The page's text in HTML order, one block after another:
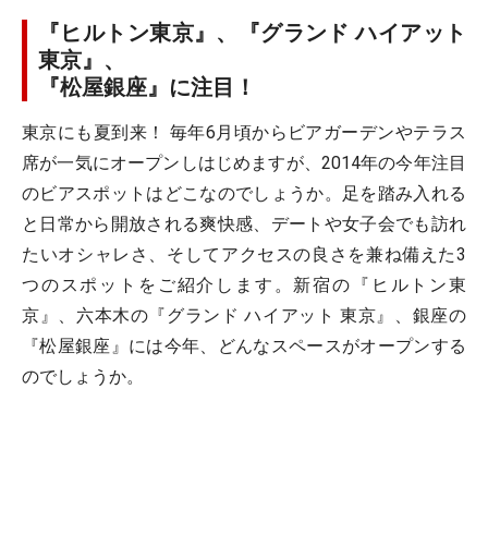
『ヒルトン東京』、『グランド ハイアット
東京』、
『松屋銀座』に注目！
東京にも夏到来！ 毎年6月頃からビアガーデンやテラス
席が一気にオープンしはじめますが、2014年の今年注目
のビアスポットはどこなのでしょうか。足を踏み入れる
と日常から開放される爽快感、デートや女子会でも訪れ
たいオシャレさ、そしてアクセスの良さを兼ね備えた3
つのスポットをご紹介します。新宿の『ヒルトン東
京』、六本木の『グランド ハイアット 東京』、銀座の
『松屋銀座』には今年、どんなスペースがオープンする
のでしょうか。